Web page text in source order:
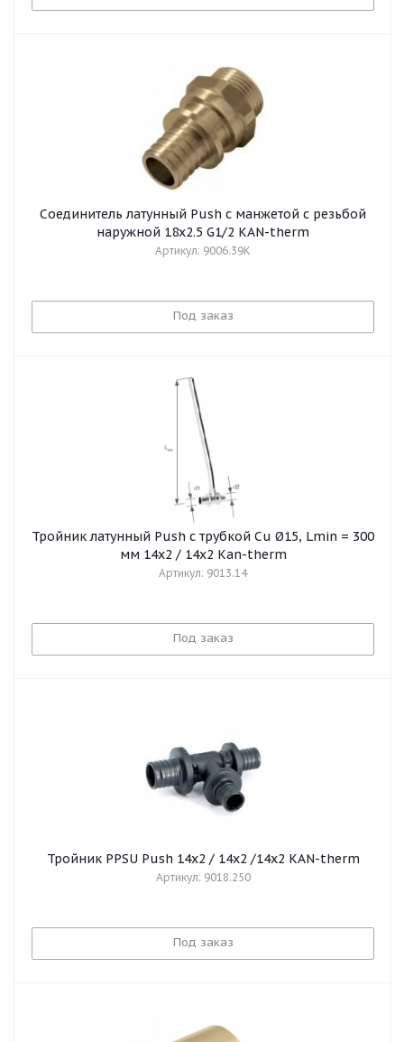
Cоединитель латунный Push с манжетой с резьбой
наружной 18x2.5 G1/2 KAN-therm
Артикул: 9006.39K
Под заказ
Тройник латунный Push с трубкой Cu Ø15, Lmin = 300
мм 14х2 / 14х2 Kan-therm
Артикул: 9013.14
Под заказ
Тройник PPSU Push 14x2 / 14x2 /14x2 KAN-therm
Артикул: 9018.250
Под заказ